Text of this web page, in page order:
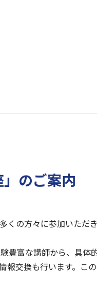
のご案内
くの方々に参加いただ
豊富な講師から、具体
報交換も行います。こ